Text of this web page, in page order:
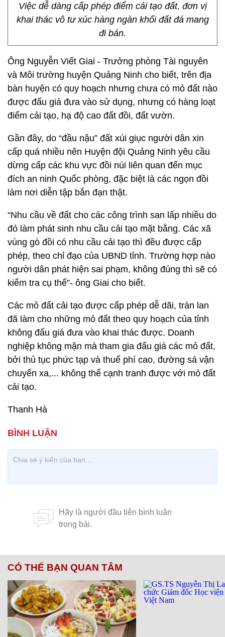
Việc dễ dàng cấp phép điểm cải tạo đất, đơn vị
khai thác vô tư xúc hàng ngàn khối đất đá mang
đi bán.
Ông Nguyễn Viết Giai - Trưởng phòng Tài nguyên
và Môi trường huyện Quảng Ninh cho biết, trên địa
bàn huyện có quy hoạch nhưng chưa có mỏ đất nào
được đấu giá đưa vào sử dụng, nhưng có hàng loạt
điểm cải tạo, hạ độ cao đất đồi, đất vườn.
Gần đây, do “đầu nậu” đất xúi giục người dân xin
cấp quá nhiều nên Huyện đội Quảng Ninh yêu cầu
dừng cấp các khu vực đồi núi liên quan đến mục
đích an ninh Quốc phòng, đặc biệt là các ngọn đồi
làm nơi diễn tập bắn đạn thật.
“Nhu cầu về đất cho các công trình san lấp nhiều do
đó làm phát sinh nhu cầu cải tạo mặt bằng. Các xã
vùng gò đồi có nhu cầu cải tạo thì đều được cấp
phép, theo chỉ đạo của UBND tỉnh. Trường hợp nào
người dân phát hiện sai phạm, không đúng thì sẽ có
kiểm tra cụ thể”- ông Giai cho biết.
Các mỏ đất cải tạo được cấp phép dễ dãi, tràn lan
đã làm cho những mỏ đất theo quy hoạch của tỉnh
không đấu giá đưa vào khai thác được. Doanh
nghiệp không mặn mà tham gia đấu giá các mỏ đất,
bởi thủ tục phức tạp và thuế phí cao, đường sá vận
chuyển xa,... không thể cạnh tranh được với mỏ đất
cải tạo.
Thanh Hà
CÓ THỂ BẠN QUAN TÂM